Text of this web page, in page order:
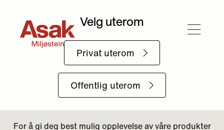
Produkter Mur og Blokk Trappeelement
Trappeelement